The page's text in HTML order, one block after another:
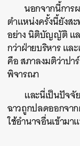
นอกจากนี้การ
ตำแหน่งครั้งนี้ยังส
อย่าง นิติบัญญัติ แ
กว่าฝ่ายบริหาร แล
คือ สภาลงมติว่าปา
พิจารณา
และนี่เป็นปัจ
ฉาวถูกปลดออกจา
ใช้อำนาจอื่นเข้ามา